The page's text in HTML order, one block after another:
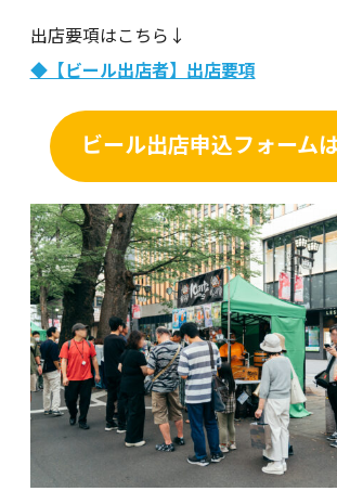
出店要項はこちら↓
◆【ビール出店者】出店要項
ビール出店申込フォーム